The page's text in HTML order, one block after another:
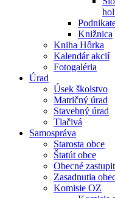
Knižnica
Kniha Hôrka
Kalendár akcií
Fotogaléria
Úrad
Úsek školstvo
Matričný úrad
Stavebný úrad
Tlačivá
Samospráva
Starosta obce
Štatút obce
Obecné
Zasadnutia
Komisie OZ